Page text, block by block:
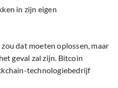
in zijn eigen
dat moeten oplossen, maar
geval zal zijn. Bitcoin
technologiebedrijf